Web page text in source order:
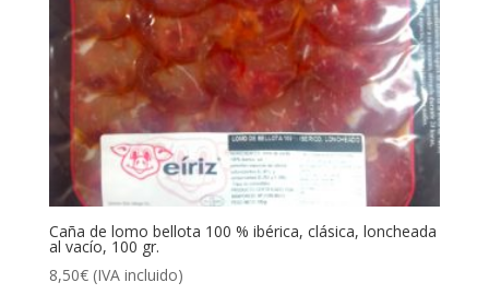
Caña de lomo bellota 100 % ibérica, clásica, loncheada
al vacío, 100 gr.
8,50€ (IVA incluido)